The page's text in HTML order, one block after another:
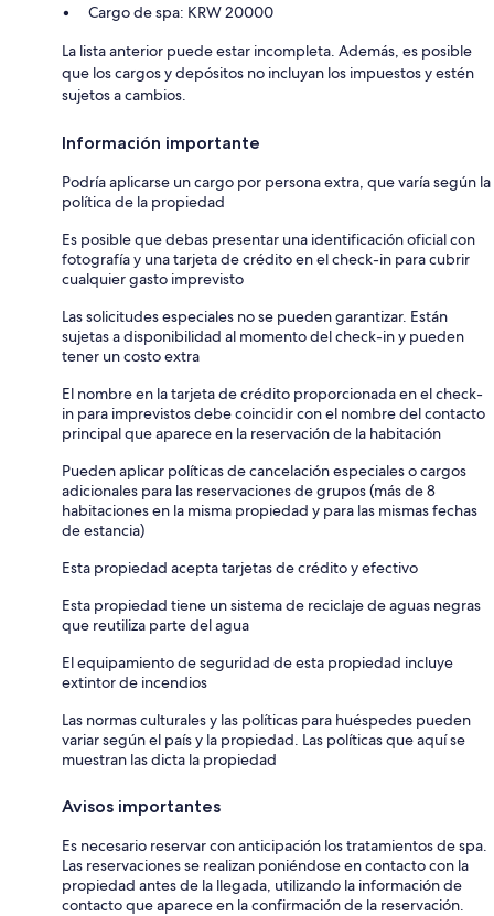
Cargo de spa: KRW 20000
La lista anterior puede estar incompleta. Además, es posible
que los cargos y depósitos no incluyan los impuestos y estén
sujetos a cambios.
Información importante
Podría aplicarse un cargo por persona extra, que varía según la
política de la propiedad
Es posible que debas presentar una identificación oficial con
fotografía y una tarjeta de crédito en el check-in para cubrir
cualquier gasto imprevisto
Las solicitudes especiales no se pueden garantizar. Están
sujetas a disponibilidad al momento del check-in y pueden
tener un costo extra
El nombre en la tarjeta de crédito proporcionada en el check-
in para imprevistos debe coincidir con el nombre del contacto
principal que aparece en la reservación de la habitación
Pueden aplicar políticas de cancelación especiales o cargos
adicionales para las reservaciones de grupos (más de 8
habitaciones en la misma propiedad y para las mismas fechas
de estancia)
Esta propiedad acepta tarjetas de crédito y efectivo
Esta propiedad tiene un sistema de reciclaje de aguas negras
que reutiliza parte del agua
El equipamiento de seguridad de esta propiedad incluye
extintor de incendios
Las normas culturales y las políticas para huéspedes pueden
variar según el país y la propiedad. Las políticas que aquí se
muestran las dicta la propiedad
Avisos importantes
Es necesario reservar con anticipación los tratamientos de spa.
Las reservaciones se realizan poniéndose en contacto con la
propiedad antes de la llegada, utilizando la información de
contacto que aparece en la confirmación de la reservación.